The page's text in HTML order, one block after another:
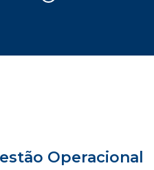
Operacional